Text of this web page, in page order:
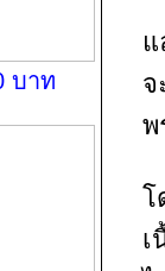
บาท
แ
จ
พ
โ
เ